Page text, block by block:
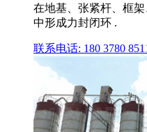
在地基、张紧杆、框
中形成力封闭环 .
联系电话: 180 3780